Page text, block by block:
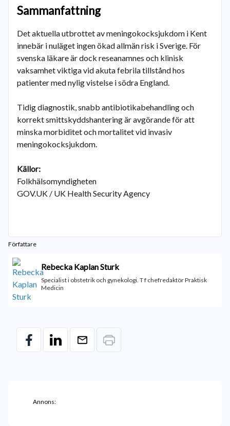
Sammanfattning
Det aktuella utbrottet av meningokocksjukdom i Kent
innebär i nuläget ingen ökad allmän risk i Sverige. För
svenska läkare är dock reseanamnes och klinisk
vaksamhet viktiga vid akuta febrila tillstånd hos
patienter med nylig vistelse i södra England.
Tidig diagnostik, snabb antibiotikabehandling och
korrekt smittskyddshantering är avgörande för att
minska morbiditet och mortalitet vid invasiv
meningokocksjukdom.
Källor:
Folkhälsomyndigheten
GOV.UK / UK Health Security Agency
Författare
Rebecka Kaplan Sturk
Specialist i obstetrik och gynekologi. T f chefredaktör Praktisk
Medicin
Annons: